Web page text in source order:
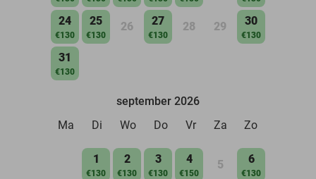
24
€130
25
€130
26 27
€130
28 29 30
€130
31
€130
september 2026
Ma
Di Wo Do Vr Za Zo
1
€130
2
€130
3
€130
4
€150
5 6
€130